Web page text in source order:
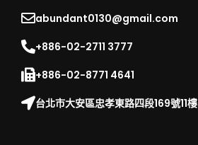
abundant0130@gmail.com
+886-02-2711 3777​
+886-02-8771 4641
台北市大安區忠孝東路四段169號11樓